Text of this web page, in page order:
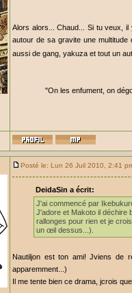
Alors alors... Chaud... Si tu veux,
autour de sa gravite une
aussi de gang, yakuza et tout un
"On les enfument, on
Posté le: Lun 26 Juil 2010, 2:41
DeidaSin a écrit:
J'ai commencé par
J'adore et Makoto il déchire
rallonges pour rien et je
un œil dessus...).
Nautiljon est ton ami! Jviens de
apparemment...)
Il me tente bien ce drama, jcrois